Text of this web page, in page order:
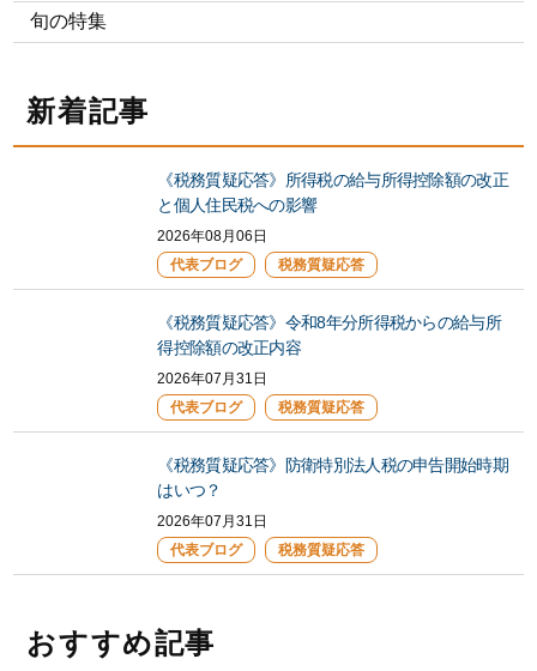
旬の特集
新着記事
《税務質疑応答》所得税の給与所得控除額の改正
と個人住民税への影響
2026年08月06日
代表ブログ
税務質疑応答
《税務質疑応答》令和8年分所得税からの給与所
得控除額の改正内容
2026年07月31日
代表ブログ
税務質疑応答
《税務質疑応答》防衛特別法人税の申告開始時期
はいつ？
2026年07月31日
代表ブログ
税務質疑応答
おすすめ記事